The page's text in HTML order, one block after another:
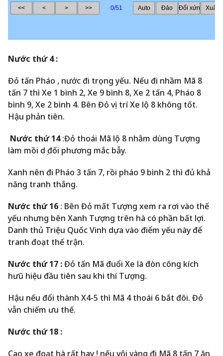
Nước thứ 4 :
Đỏ tấn Pháo , nước đi trọng yếu. Nếu đi nhầm Mã 8
tấn 7 thì Xe 1 bình 2, Xe 9 bình 8, Xe 2 tấn 4, Pháo 8
bình 9, Xe 2 bình 4. Bên Đỏ vị trí Xe lộ 8 không tốt.
Hậu phản tiên.
Nước thứ 14:Đỏ thoái Mã lộ 8 nhằm dùng Tượng
làm mồi dụ đối phương mắc bẫy.
Xanh nên đi Pháo 3 tấn 7, rồi pháo 9 bình 2 thì đủ khả
năng tranh thắng.
Nước thứ 16 : Bên Đỏ mất Tượng xem ra rơi vào thế
yếu nhưng bên Xanh Tượng trên hà có phần bất lợi.
Danh thủ Triệu Quốc Vinh dựa vào điểm yếu này để
tranh đoạt thế trận.
Nước thứ 17 :Đỏ tấn Mã đuổi Xe là đòn công kích
hưũ hiệu đầu tiên sau khi thí Tượng.
Hậu nếu đổi thành X4-5 thì Mã 4 thoái 6 bắt đôi. Đỏ
vẫn chiếm ưu thế.
Nước thứ 18 :
Cao xe đoạt hà rất hay ! nếu vội vàng đi Mã 8 tấn 7 ăn